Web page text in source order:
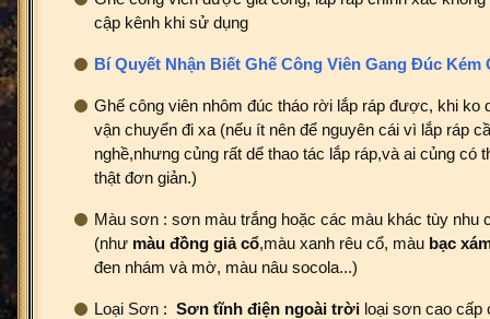
cập kênh khi sử dụng
Bí Quyết Nhận Biết Ghế Công Viên Gang Đúc
Ghế công viên nhôm đúc tháo rời lắp ráp được, khi ko
vận chuyển đi xa (nếu ít nên để nguyên cái vì lắp ráp
nghề,nhưng củng rất dể thao tác lắp ráp,và ai củng có
thật đơn giản.)
Màu sơn : sơn màu trắng hoặc các màu khác tùy nhu
(như màu đồng giả cổ,màu xanh rêu cổ, màu bạc
đen nhám và mờ, màu nâu socola...)
Loại Sơn : Sơn tĩnh điện ngoài trời loại sơn cao cấp